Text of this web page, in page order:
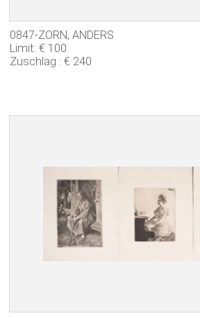
0847-ZORN, ANDERS
Limit: € 100
Zuschlag : € 240